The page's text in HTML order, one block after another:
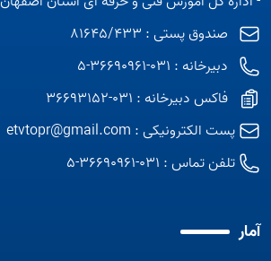
صندوق پستی : 81645/433
دبیرخانه : 031-36690961-5
فاکس دبیرخانه : 031-36693152
پست الکترونیکی : etvtopr@gmail.com
تلفن تماس : 031-36690961-5
آمار